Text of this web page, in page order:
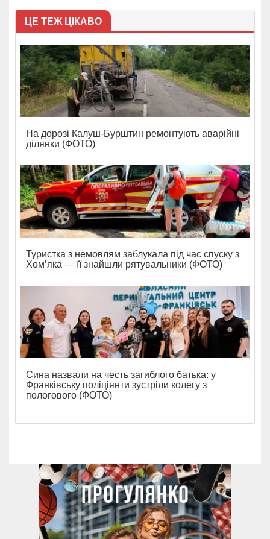
ЦЕ ТЕЖ ЦІКАВО
На дорозі Калуш-Бурштин ремонтують аварійні
ділянки (ФОТО)
Туристка з немовлям заблукала під час спуску з
Хом’яка — її знайшли рятувальники (ФОТО)
Сина назвали на честь загиблого батька: у
Франківську поліціянти зустріли колегу з
пологового (ФОТО)